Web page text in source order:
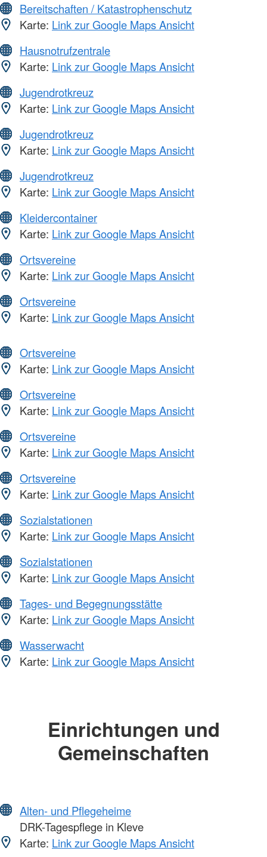
Bereitschaften / Katastrophenschutz
Karte: Link zur Google Maps Ansicht
Hausnotrufzentrale
Karte: Link zur Google Maps Ansicht
Jugendrotkreuz
Karte: Link zur Google Maps Ansicht
Jugendrotkreuz
Karte: Link zur Google Maps Ansicht
Jugendrotkreuz
Karte: Link zur Google Maps Ansicht
Kleidercontainer
Karte: Link zur Google Maps Ansicht
Ortsvereine
Karte: Link zur Google Maps Ansicht
Ortsvereine
Karte: Link zur Google Maps Ansicht
Ortsvereine
Karte: Link zur Google Maps Ansicht
Ortsvereine
Karte: Link zur Google Maps Ansicht
Ortsvereine
Karte: Link zur Google Maps Ansicht
Ortsvereine
Karte: Link zur Google Maps Ansicht
Sozialstationen
Karte: Link zur Google Maps Ansicht
Sozialstationen
Karte: Link zur Google Maps Ansicht
Tages- und Begegnungsstätte
Karte: Link zur Google Maps Ansicht
Wasserwacht
Karte: Link zur Google Maps Ansicht
Einrichtungen und
Gemeinschaften
Alten- und Pflegeheime
DRK-Tagespflege in Kleve
Karte: Link zur Google Maps Ansicht